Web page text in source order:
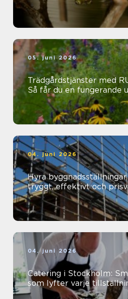
05. juni 2026
Trädgårdstjänster med
Så får du en fungerande
04. juni 2026
Hyra
tryggt, effektivt och
04. juni 2026
Catering i Stockholm:
som lyfter varje